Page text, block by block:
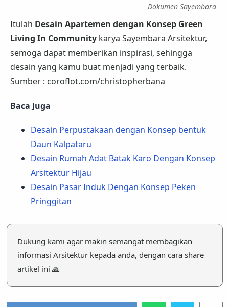
Dokumen Sayembara
Itulah Desain Apartemen dengan Konsep Green
Living In Community karya Sayembara Arsitektur,
semoga dapat memberikan inspirasi, sehingga
desain yang kamu buat menjadi yang terbaik.
Sumber : coroflot.com/christopherbana
Baca Juga
Desain Perpustakaan dengan Konsep bentuk
Daun Kalpataru
Desain Rumah Adat Batak Karo Dengan Konsep
Arsitektur Hijau
Desain Pasar Induk Dengan Konsep Peken
Pringgitan
Dukung kami agar makin semangat membagikan
informasi Arsitektur kepada anda, dengan cara share
artikel ini 🙏